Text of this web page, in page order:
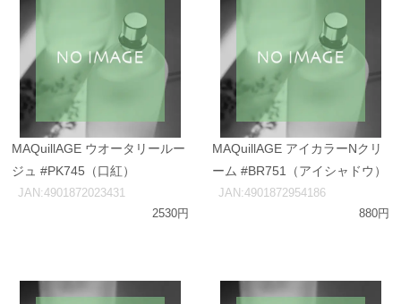
MAQuillAGE ウオータリールー
ジュ #PK745（口紅）
JAN:4901872023431
2530円
MAQuillAGE アイカラーNクリ
ーム #BR751（アイシャドウ）
JAN:4901872954186
880円